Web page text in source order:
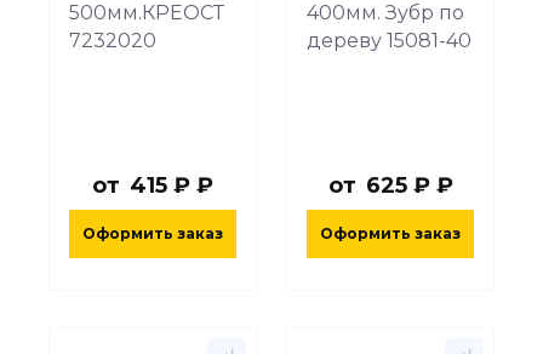
500мм.КРЕОСТ
7232020
от 415 ₽ ₽
Оформить заказ
400мм. Зубр по
дереву 15081-40
от 625 ₽ ₽
Оформить заказ